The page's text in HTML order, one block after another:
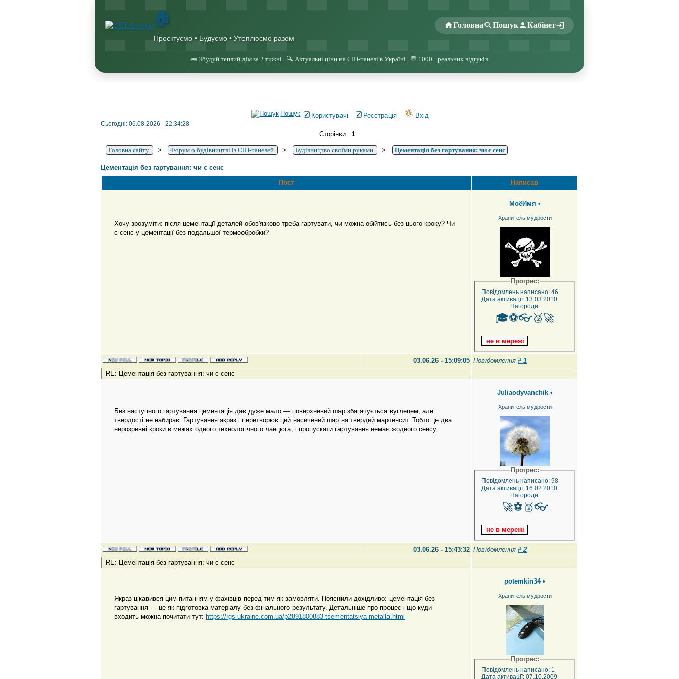
🏠
Проєктуємо • Будуємо • Утеплюємо разом
Головна Пошук Кабінет
🧱 Збудуй теплий дім за 2 тижні | 🔍 Актуальні ціни на СІП-панелі в Україні | 💬 1000+ реальних відгуків
Пошук Користувачі Реєстрація Вхід
Сьогодні: 06.08.2026 - 22:34:28
Сторінки:1
Головна сайту > Форум о будівництві із СІП-панелей > Будівництво своїми руками > Цементація без гартування: чи є сенс
Цементація без гартування: чи є сенс
Пост Написав
Хочу зрозуміти: після цементації деталей обов'язково треба гартувати, чи можна обійтись без цього кроку? Чи
є сенс у цементації без подальшої термообробки?
МоёИмя •
Хранитель мудрости
Прогрес:
Повідомлень написано: 46
Дата активації: 13.03.2010
Нагороди:
🎓⚽👓🥈🚀
03.06.26 - 15:09:05 Повідомлення#1
RE: Цементація без гартування: чи є сенс
Без наступного гартування цементація дає дуже мало — поверхневий шар збагачується вуглецем, але
твердості не набирає. Гартування якраз і перетворює цей насичений шар на твердий мартенсит. Тобто це два
нерозривні кроки в межах одного технологічного ланцюга, і пропускати гартування немає жодного сенсу.
Juliaodyvanchik •
Хранитель мудрости
Прогрес:
Повідомлень написано: 98
Дата активації: 16.02.2010
Нагороди:
🚀⚽🥈👓
03.06.26 - 15:43:32 Повідомлення#2
RE: Цементація без гартування: чи є сенс
Якраз цікавився цим питанням у фахівців перед тим як замовляти. Пояснили дохідливо: цементація без
гартування — це як підготовка матеріалу без фінального результату. Детальніше про процес і що куди
входить можна почитати тут: https://rgs-ukraine.com.ua/p2891800883-tsementatsiya-metalla.html
potemkin34 •
Хранитель мудрости
Прогрес:
Повідомлень написано: 1
Дата активації: 07.10.2009